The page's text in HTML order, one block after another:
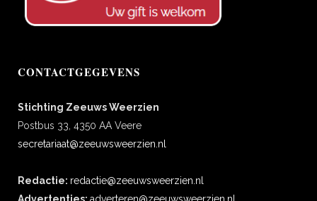
CONTACTGEGEVENS
Stichting Zeeuws Weerzien
Postbus 33, 4350 AA Veere
secretariaat@zeeuwsweerzien.nl
Redactie: redactie@zeeuwsweerzien.nl